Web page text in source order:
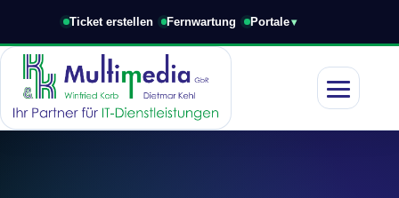
Ticket erstellen Fernwartung Portale
Navigation